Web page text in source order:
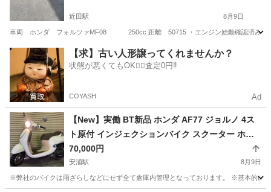
近田駅 8月9日
車両 ホンダ フォルツァMF08 250cc 距離 50715 ・エンジン始動確認済み ㆍ書
広島 福山市 近田駅 ホンダ ミラー
【求】古い人形譲ってくれませんか？
状態が悪くてもOK🙆‍♀️査定0円‼️
COYASH Ad
【New】実働 BT新品 ホンダ AF77 ジョルノ 4ス
ト原付 インジェクションバイク スクーター ホワ
イト 走行距離１万以下
70,000円
安浦駅 8月9日
※弊社のバイクは雨ざらしなどにせず全て倉庫内管理となっております。 ※基本的に